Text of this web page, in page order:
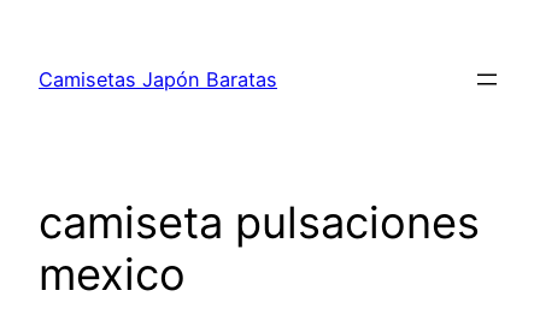
contenido
Camisetas Japón Baratas
camiseta pulsaciones
mexico